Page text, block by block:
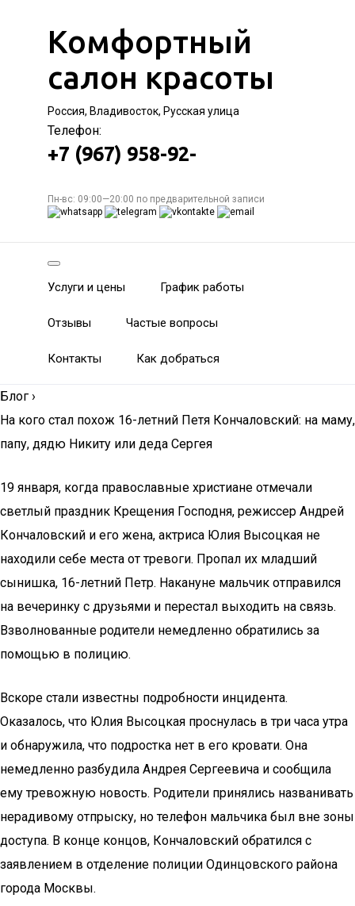
Комфортный
салон красоты
Россия, Владивосток, Русская улица
Телефон:
+7 (967) 958-92-
Пн-вс: 09:00—20:00 по предварительной записи
Услуги и цены График работы
Отзывы Частые вопросы
Контакты Как добраться
Блог ›
На кого стал похож 16-летний Петя Кончаловский: на маму,
папу, дядю Никиту или деда Сергея
19 января, когда православные христиане отмечали
светлый праздник Крещения Господня, режиссер Андрей
Кончаловский и его жена, актриса Юлия Высоцкая не
находили себе места от тревоги. Пропал их младший
сынишка, 16-летний Петр. Накануне мальчик отправился
на вечеринку с друзьями и перестал выходить на связь.
Взволнованные родители немедленно обратились за
помощью в полицию.
Вскоре стали известны подробности инцидента.
Оказалось, что Юлия Высоцкая проснулась в три часа утра
и обнаружила, что подростка нет в его кровати. Она
немедленно разбудила Андрея Сергеевича и сообщила
ему тревожную новость. Родители принялись названивать
нерадивому отпрыску, но телефон мальчика был вне зоны
доступа. В конце концов, Кончаловский обратился с
заявлением в отделение полиции Одинцовского района
города Москвы.